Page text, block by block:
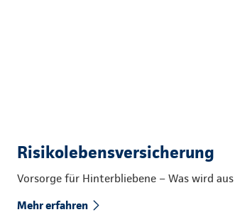
Risikolebensversicherung
Vorsorge für Hinterbliebene – Was wird
Mehr erfahren